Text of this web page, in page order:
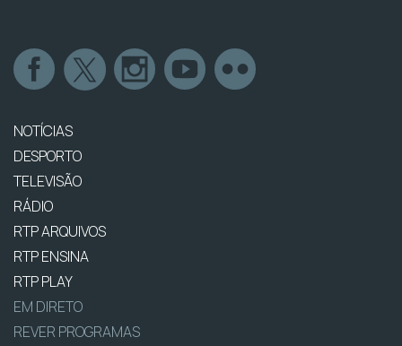
NOTÍCIAS
DESPORTO
TELEVISÃO
RÁDIO
RTP ARQUIVOS
RTP ENSINA
RTP PLAY
EM DIRETO
REVER PROGRAMAS